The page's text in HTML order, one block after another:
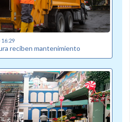
16:29
reciben mantenimiento